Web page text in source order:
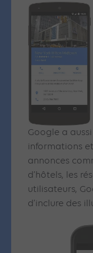
Google a
informations
annonces
d’hôtels, les
utilisateurs,
d’inclure des